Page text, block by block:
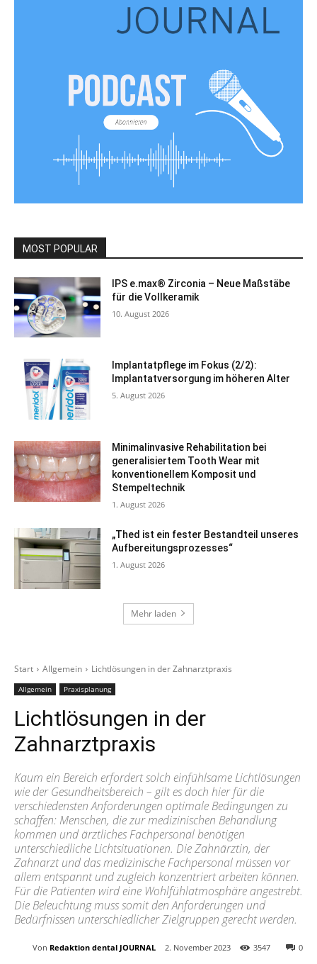
MOST POPULAR
IPS e.max® Zirconia – Neue Maßstäbe
für die Vollkeramik
10. August 2026
Implantatpflege im Fokus (2/2):
Implantatversorgung im höheren Alter
5. August 2026
Minimalinvasive Rehabilitation bei
generalisiertem Tooth Wear mit
konventionellem Komposit und
Stempeltechnik
1. August 2026
„Thed ist ein fester Bestandteil unseres
Aufbereitungsprozesses“
1. August 2026
Mehr laden